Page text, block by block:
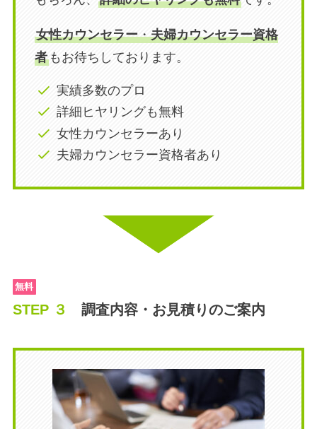
女性カウンセラー・夫婦カウンセラー資格
者もお待ちしております。
実績多数のプロ
詳細ヒヤリングも無料
女性カウンセラーあり
夫婦カウンセラー資格者あり
無料
STEP ３ 調査内容・お見積りのご案内